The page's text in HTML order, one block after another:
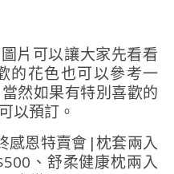
片可以讓大家先看看
的花色也可以參考一
然如果有特別喜歡的
以預訂。